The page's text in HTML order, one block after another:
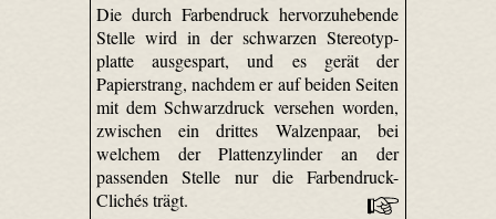
Die durch Farbendruck hervorzuhebende
Stelle wird in der schwarzen Stereo­typ­
platte ausgespart, und es gerät der
Papierstrang, nachdem er auf beiden Seiten
mit dem Schwarzdruck versehen worden,
zwischen ein drittes Walzenpaar, bei
welchem der Plattenzylinder an der
passenden Stelle nur die Farben­druck-
Clichés trägt.